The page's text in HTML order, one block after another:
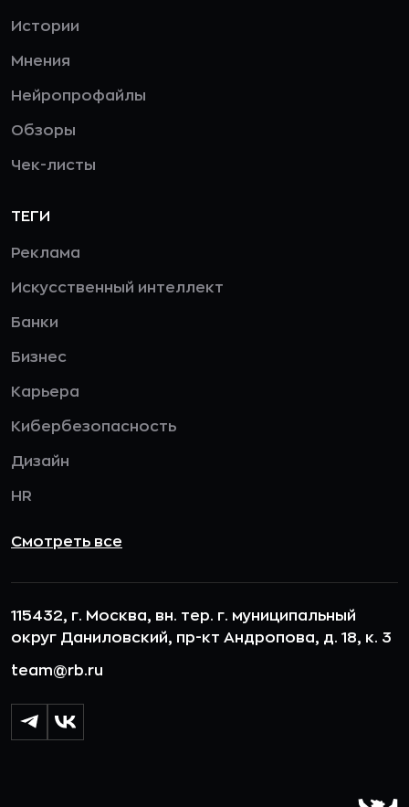
Истории
Мнения
Нейропрофайлы
Обзоры
Чек-листы
ТЕГИ
Реклама
Искусственный интеллект
Банки
Бизнес
Карьера
Кибербезопасность
Дизайн
HR
Смотреть все
115432, г. Москва, вн. тер. г. муниципальный
округ Даниловский, пр-кт Андропова, д. 18, к. 3
team@rb.ru